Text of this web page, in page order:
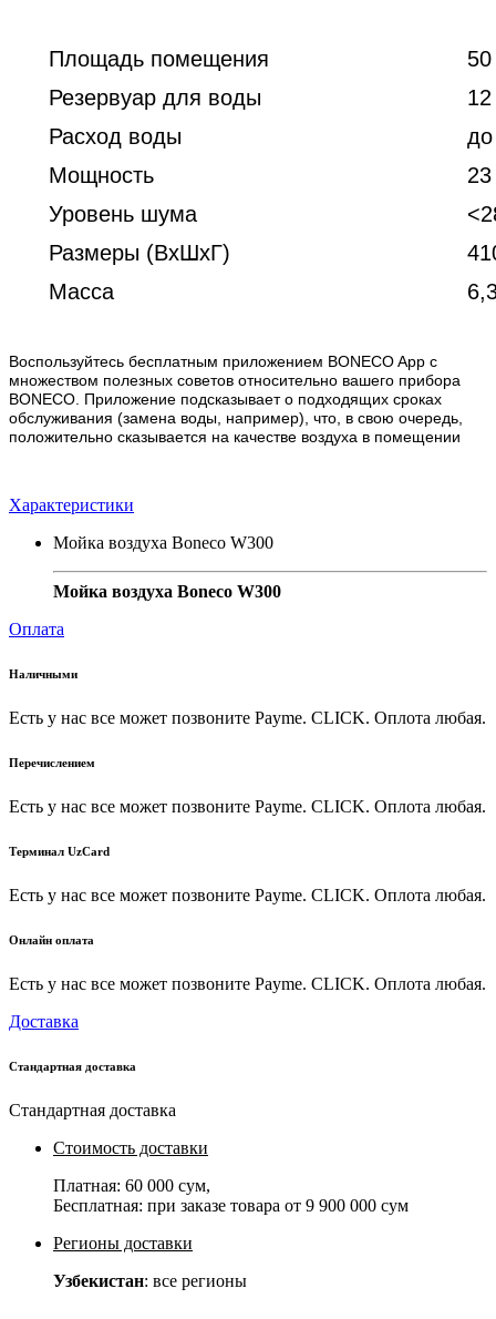
Площадь помещения
Резервуар для воды
Расход воды
Мощность
Уровень шума
Размеры (ВxШxГ)
Масса
Воспользуйтесь бесплатным приложением BONECO App с
множеством полезных советов относительно вашего прибора
BONECO. Приложение подсказывает о подходящих сроках
обслуживания (замена воды, например), что, в свою очередь,
положительно сказывается на качестве воздуха в помещении
Характеристики
Мойка воздуха Boneco W300
Мойка воздуха Boneco W300
Оплата
Наличными
Есть у нас все может позвоните Payme. CLICK. Оплота любая.
Перечислением
Есть у нас все может позвоните Payme. CLICK. Оплота любая.
Терминал UzCard
Есть у нас все может позвоните Payme. CLICK. Оплота любая.
Онлайн оплата
Есть у нас все может позвоните Payme. CLICK. Оплота любая.
Доставка
Стандартная доставка
Стандартная доставка
Стоимость доставки
Платная: 60 000 сум,
Бесплатная: при заказе товара от 9 900 000 сум
Регионы доставки
Узбекистан: все регионы